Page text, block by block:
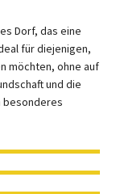
Dorf, das eine
für diejenigen,
möchten, ohne auf
und die
besonderes